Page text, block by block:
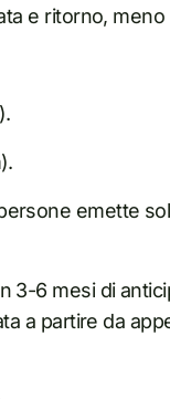
e ritorno,
emette
3-6 mesi di
a partire da